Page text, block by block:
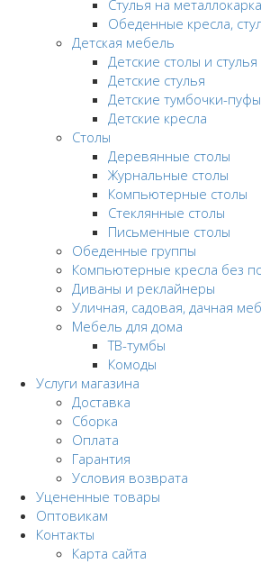
Стулья на
Обеденные кресла,
Детская мебель
Детские столы и стулья
Детские стулья
Детские тумбочки-
Детские кресла
Столы
Деревянные столы
Журнальные столы
Компьютерные столы
Стеклянные столы
Письменные столы
Обеденные группы
Компьютерные кресла без
Диваны и реклайнеры
Уличная, садовая, дачная
Мебель для дома
ТВ-тумбы
Комоды
Услуги магазина
Доставка
Сборка
Оплата
Гарантия
Условия возврата
Уцененные товары
Оптовикам
Контакты
Карта сайта